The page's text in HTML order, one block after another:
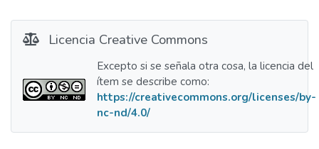
Licencia Creative Commons
Excepto si se señala otra cosa, la licencia del
ítem se describe como:
https://creativecommons.org/licenses/by-
nc-nd/4.0/